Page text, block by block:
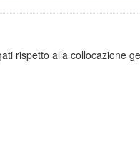
rispetto alla collocazione